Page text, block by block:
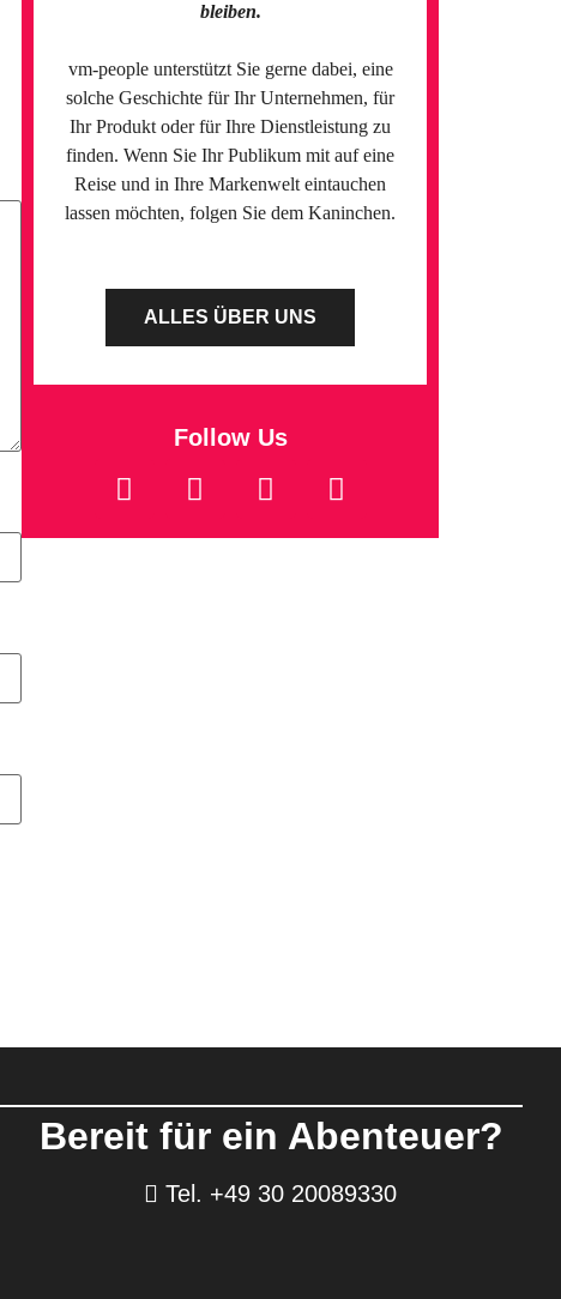
bleiben.
vm-people unterstützt Sie gerne dabei, eine
solche Geschichte für Ihr Unternehmen, für
Ihr Produkt oder für Ihre Dienstleistung zu
finden. Wenn Sie Ihr Publikum mit auf eine
Reise und in Ihre Markenwelt eintauchen
lassen möchten, folgen Sie dem Kaninchen.
ALLES ÜBER UNS
Follow Us
Bereit für ein Abenteuer?
Tel. +49 30 20089330